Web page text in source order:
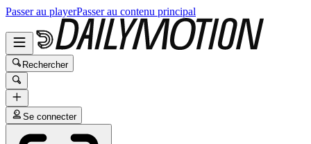
Passer au playerPasser au contenu principal
Rechercher
Se connecter